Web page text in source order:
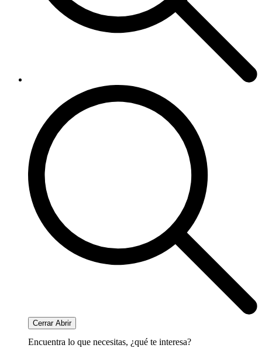
Cerrar Abrir
Encuentra lo que necesitas, ¿qué te interesa?